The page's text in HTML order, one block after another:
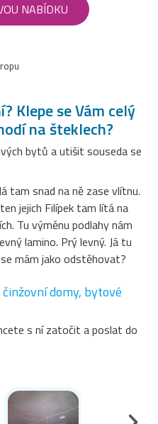
NABÍDKU
Klepe se Vám celý
na šteklech?
bytů a utišit souseda se
tam snad na ně zase vlítnu.
jejich Filípek tam lítá na
Tu výměnu podlahy nám
lamino. Prý levný. Já tu
mám jako odstěhovat?
domy, bytové
s ní zatočit a poslat do